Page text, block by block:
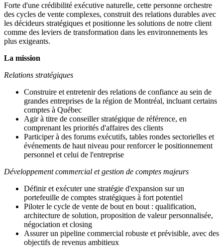
Forte d'une crédibilité exécutive naturelle, cette personne orchestre
des cycles de vente complexes, construit des relations durables avec
les décideurs stratégiques et positionne les solutions de notre client
comme des leviers de transformation dans les environnements les
plus exigeants.
La mission
Relations stratégiques
Construire et entretenir des relations de confiance au sein de
grandes entreprises de la région de Montréal, incluant certains
comptes à Québec
Agir à titre de conseiller stratégique de référence, en
comprenant les priorités d'affaires des clients
Participer à des forums exécutifs, tables rondes sectorielles et
événements de haut niveau pour renforcer le positionnement
personnel et celui de l'entreprise
Développement commercial et gestion de comptes majeurs
Définir et exécuter une stratégie d'expansion sur un
portefeuille de comptes stratégiques à fort potentiel
Piloter le cycle de vente de bout en bout : qualification,
architecture de solution, proposition de valeur personnalisée,
négociation et closing
Assurer un pipeline commercial robuste et prévisible, avec des
objectifs de revenus ambitieux